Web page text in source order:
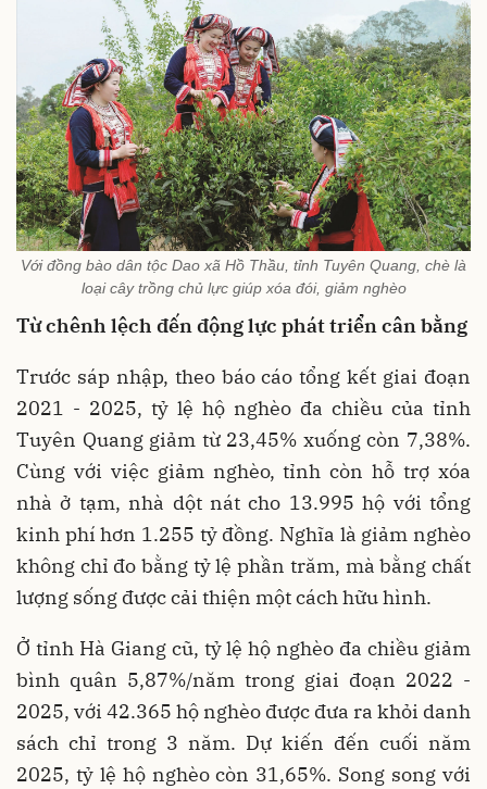
Với đồng bào dân tộc Dao xã Hồ Thầu, tỉnh Tuyên Quang, chè là
loại cây trồng chủ lực giúp xóa đói, giảm nghèo
Từ chênh lệch đến động lực phát triển cân bằng
Trước sáp nhập, theo báo cáo tổng kết giai đoạn
2021 - 2025, tỷ lệ hộ nghèo đa chiều của tỉnh
Tuyên Quang giảm từ 23,45% xuống còn 7,38%.
Cùng với việc giảm nghèo, tỉnh còn hỗ trợ xóa
nhà ở tạm, nhà dột nát cho 13.995 hộ với tổng
kinh phí hơn 1.255 tỷ đồng. Nghĩa là giảm nghèo
không chỉ đo bằng tỷ lệ phần trăm, mà bằng chất
lượng sống được cải thiện một cách hữu hình.
Ở tỉnh Hà Giang cũ, tỷ lệ hộ nghèo đa chiều giảm
bình quân 5,87%/năm trong giai đoạn 2022 -
2025, với 42.365 hộ nghèo được đưa ra khỏi danh
sách chỉ trong 3 năm. Dự kiến đến cuối năm
2025, tỷ lệ hộ nghèo còn 31,65%. Song song với